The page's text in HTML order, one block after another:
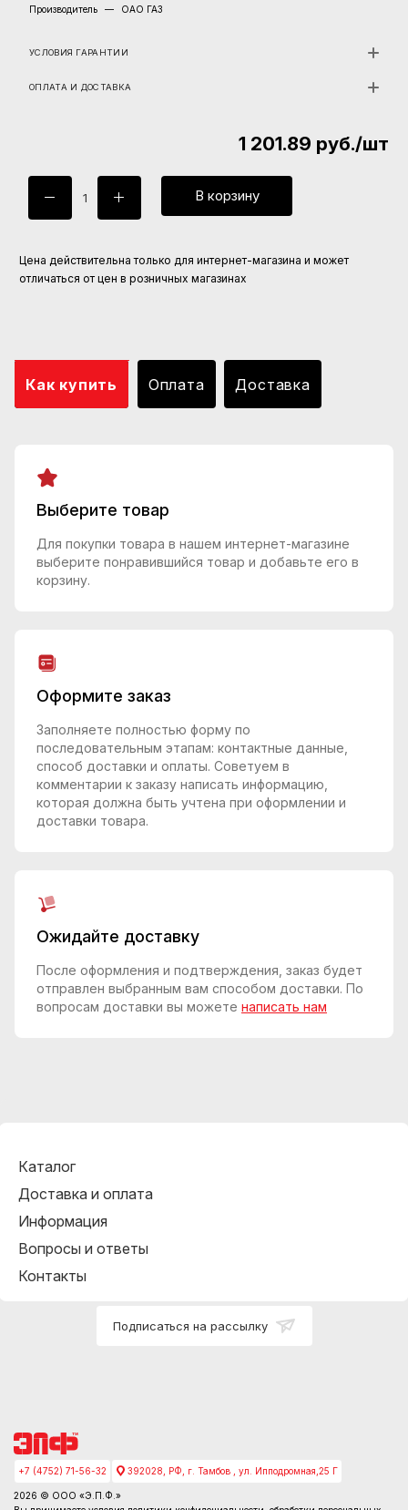
Производитель
— ОАО ГАЗ
УСЛОВИЯ ГАРАНТИИ
ОПЛАТА И ДОСТАВКА
1 201.89 руб./шт
В корзину
Цена действительна только для интернет-магазина и может
отличаться от цен в розничных магазинах
Как купить Оплата Доставка
Выберите товар
Для покупки товара в нашем интернет-магазине
выберите понравившийся товар и добавьте его в
корзину.
Оформите заказ
Заполняете полностью форму по
последовательным этапам: контактные данные,
способ доставки и оплаты. Советуем в
комментарии к заказу написать информацию,
которая должна быть учтена при оформлении и
доставки товара.
Ожидайте доставку
После оформления и подтверждения, заказ будет
отправлен выбранным вам способом доставки. По
вопросам доставки вы можете написать нам
Каталог
Доставка и оплата
Информация
Вопросы и ответы
Контакты
Подписаться на рассылку
+7 (4752) 71-56-32 392028, РФ, г. Тамбов , ул. Ипподромная,25 Г
2026 © ООО «Э.П.Ф.»